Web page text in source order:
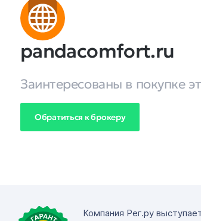
pandacomfort.ru
Заинтересованы в покупке
Обратиться к брокеру
Компания Рег.ру